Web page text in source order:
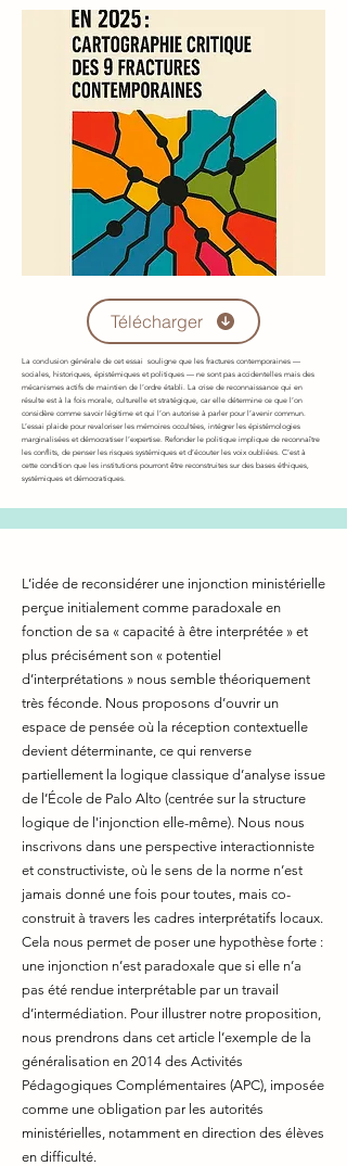
Télécharger
La conclusion générale de cet essai souligne que les fractures contemporaines —
sociales, historiques, épistémiques et politiques — ne sont pas accidentelles mais des
mécanismes actifs de maintien de l’ordre établi. La crise de reconnaissance qui en
résulte est à la fois morale, culturelle et stratégique, car elle détermine ce que l’on
considère comme savoir légitime et qui l’on autorise à parler pour l’avenir commun.
L’essai plaide pour revaloriser les mémoires occultées, intégrer les épistémologies
marginalisées et démocratiser l’expertise. Refonder le politique implique de reconnaître
les conflits, de penser les risques systémiques et d’écouter les voix oubliées. C’est à
cette condition que les institutions pourront être reconstruites sur des bases éthiques,
systémiques et démocratiques.
L’idée de reconsidérer une injonction ministérielle
perçue initialement comme paradoxale en
fonction de sa « capacité à être interprétée » et
plus précisément son « potentiel
d’interprétations » nous semble théoriquement
très féconde. Nous proposons d’ouvrir un
espace de pensée où la réception contextuelle
devient déterminante, ce qui renverse
partiellement la logique classique d’analyse issue
de l’École de Palo Alto (centrée sur la structure
logique de l'injonction elle-même). Nous nous
inscrivons dans une perspective interactionniste
et constructiviste, où le sens de la norme n’est
jamais donné une fois pour toutes, mais co-
construit à travers les cadres interprétatifs locaux.
Cela nous permet de poser une hypothèse forte :
une injonction n’est paradoxale que si elle n’a
pas été rendue interprétable par un travail
d’intermédiation. Pour illustrer notre proposition,
nous prendrons dans cet article l’exemple de la
généralisation en 2014 des Activités
Pédagogiques Complémentaires (APC), imposée
comme une obligation par les autorités
ministérielles, notamment en direction des élèves
en difficulté.